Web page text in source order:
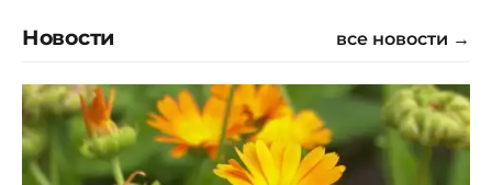
Новости все новости →